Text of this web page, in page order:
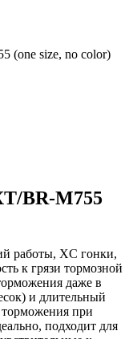
(one size, no color)
BR-M755
работы, XC гонки,
к грязи тормозной
даже в
и длительный
при
подходит для